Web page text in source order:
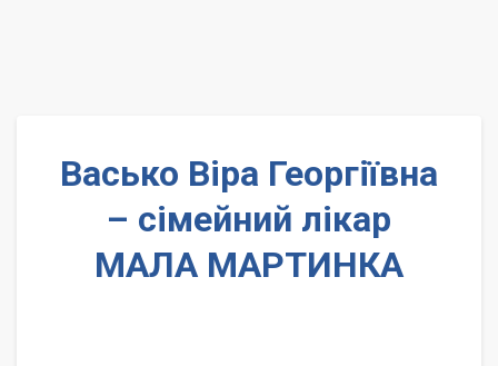
Васько Віра Георгіївна
– сімейний лікар
МАЛА МАРТИНКА